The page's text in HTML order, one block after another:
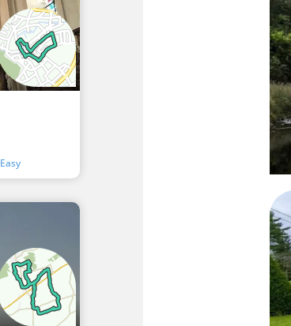
Easy